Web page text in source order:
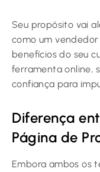
Seu propósito vai
como um
benefícios do seu
ferramenta online,
confiança para
Diferença
Página de
Embora ambos os